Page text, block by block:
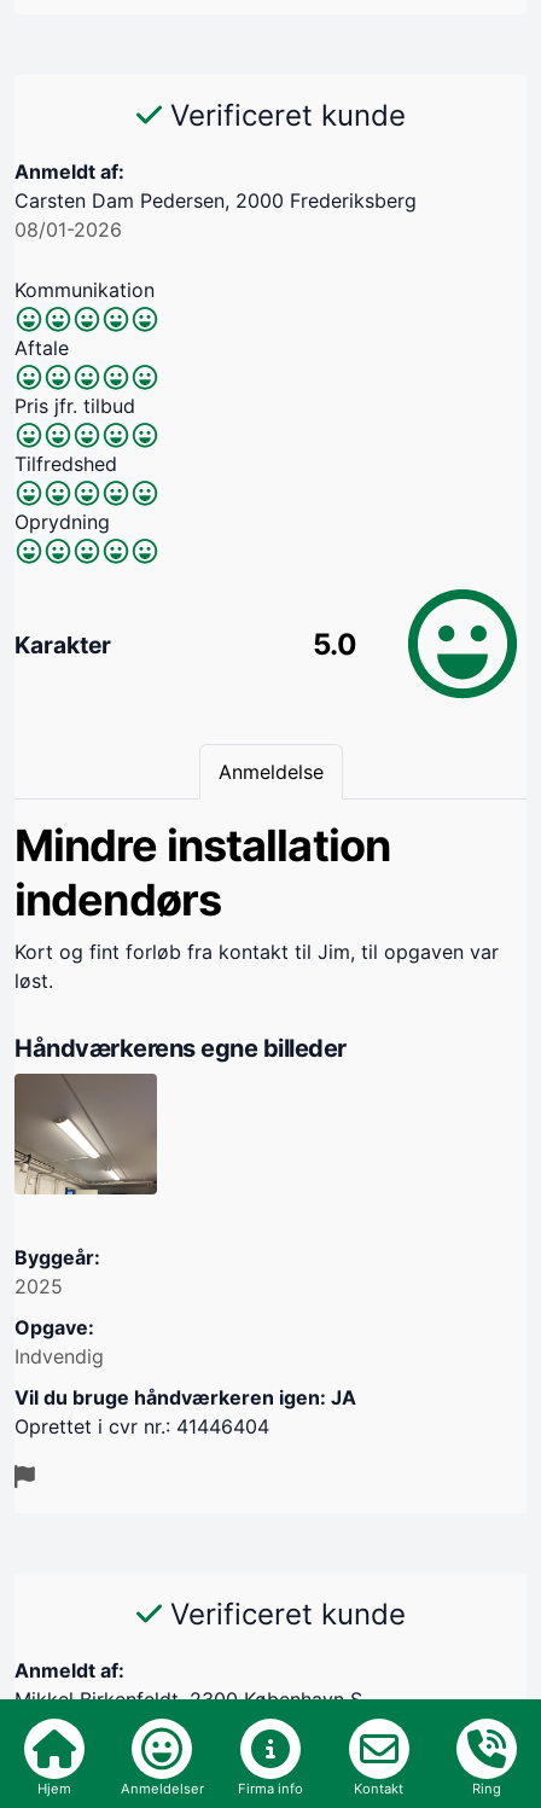
Verificeret kunde
Anmeldt af:
Carsten Dam Pedersen, 2000 Frederiksberg
08/01-2026
Kommunikation
Aftale
Pris jfr. tilbud
Tilfredshed
Oprydning
Karakter 5.0
Anmeldelse
Mindre installation
indendørs
Kort og fint forløb fra kontakt til Jim, til opgaven var
løst.
Håndværkerens egne billeder
Byggeår:
2025
Opgave:
Indvendig
Vil du bruge håndværkeren igen: JA
Oprettet i cvr nr.: 41446404
Verificeret kunde
Anmeldt af:
Mikkel Birkenfeldt, 2300 København S
05/01-2026
Kommunikation
Hjem Anmeldelser Firma info Kontakt Ring